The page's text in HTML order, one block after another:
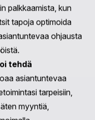
liikaa korostaa.
että voit
laajaa ekosysteemiä,
kannalta.
ulottuvuuden
roolin